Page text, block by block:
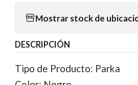
Mostrar stock de
DESCRIPCIÓN
Tipo de Producto: Parka